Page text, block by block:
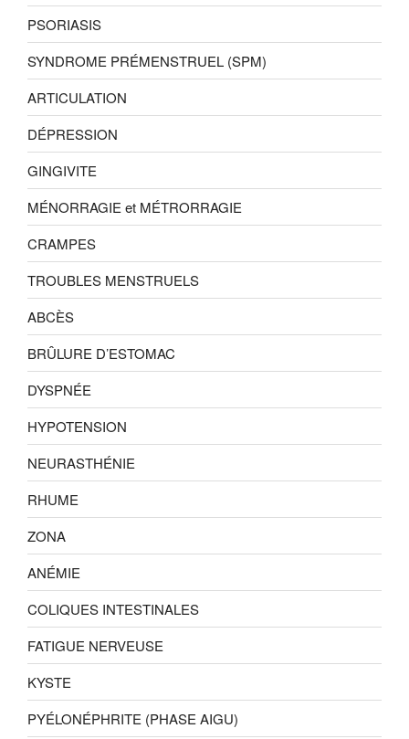
PSORIASIS
SYNDROME PRÉMENSTRUEL (SPM)
ARTICULATION
DÉPRESSION
GINGIVITE
MÉNORRAGIE et MÉTRORRAGIE
CRAMPES
TROUBLES MENSTRUELS
ABCÈS
BRÛLURE D’ESTOMAC
DYSPNÉE
HYPOTENSION
NEURASTHÉNIE
RHUME
ZONA
ANÉMIE
COLIQUES INTESTINALES
FATIGUE NERVEUSE
KYSTE
PYÉLONÉPHRITE (PHASE AIGU)